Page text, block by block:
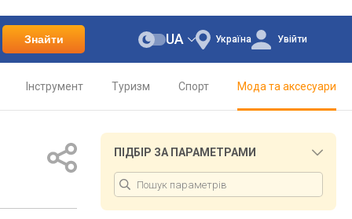
Знайти Україна
UA Увійти
Інструмент Туризм Спорт Мода та аксесуари
ПІДБІР ЗА ПАРАМЕТРАМИ